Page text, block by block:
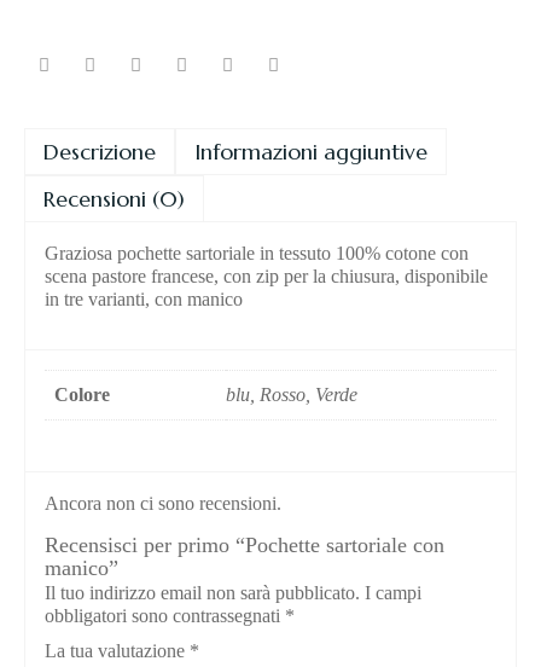
Descrizione
Informazioni aggiuntive
Recensioni (0)
Graziosa pochette sartoriale in tessuto 100% cotone con
scena pastore francese, con zip per la chiusura, disponibile
in tre varianti, con manico
Colore blu, Rosso, Verde
Ancora non ci sono recensioni.
Recensisci per primo “Pochette sartoriale con
manico”
Il tuo indirizzo email non sarà pubblicato. I campi
obbligatori sono contrassegnati *
La tua valutazione *